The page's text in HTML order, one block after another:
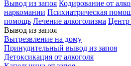
Вывод из запоя Кодирование от
наркомании Психиатрическая
помощь Лечение алкоголизма Центр
Вывод из запоя
Вытрезвление на дому
Принудительный вывод из запоя
Детоксикация от алкоголя